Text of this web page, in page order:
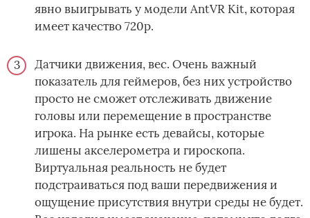
явно выигрывать у модели AntVR Kit, которая
имеет качество 720р.
Датчики движения, вес. Очень важный
показатель для геймеров, без них устройство
просто не сможет отслеживать движение
головы или перемещение в пространстве
игрока. На рынке есть девайсы, которые
лишены акселерометра и гироскопа.
Виртуальная реальность не будет
подстраиваться под ваши передвижения и
ощущение присутствия внутри среды не будет.